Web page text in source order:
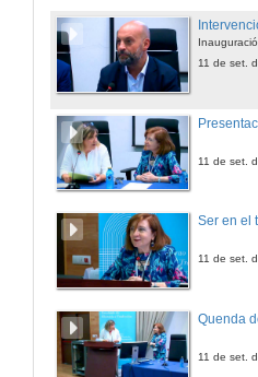
11 de set.
11 de set.
11 de set.
11 de set.